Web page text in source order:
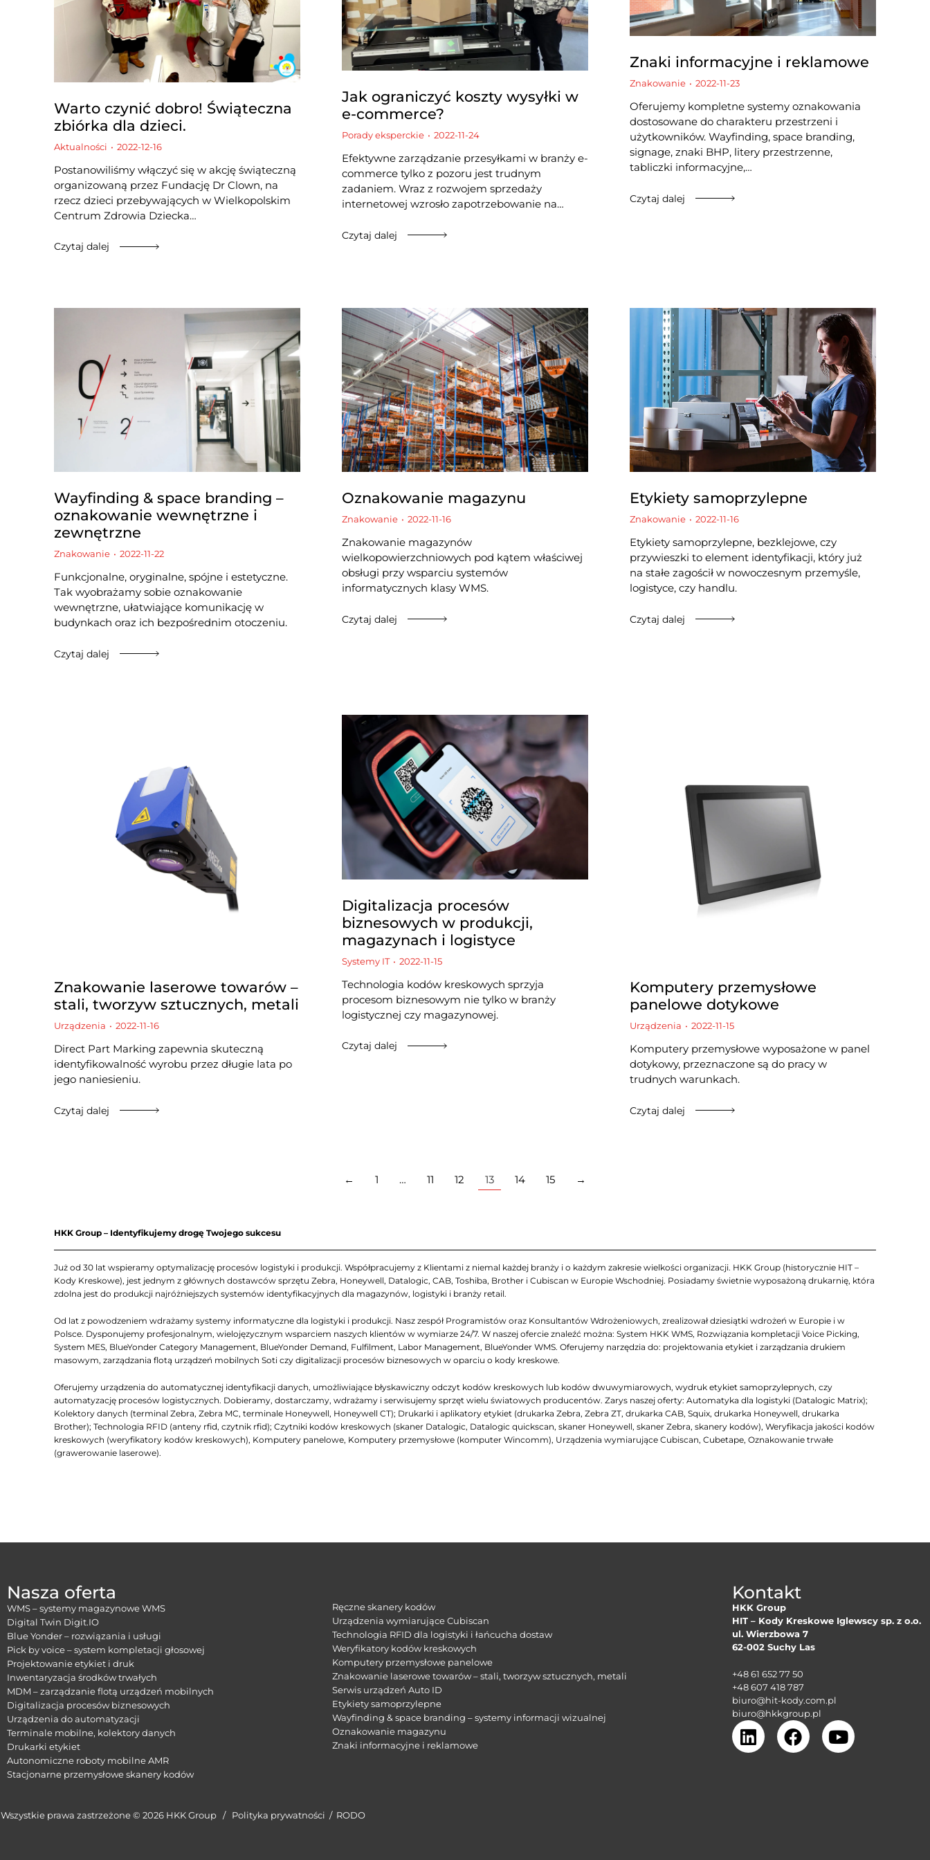
Warto czynić dobro! Świąteczna
zbiórka dla dzieci.
Aktualności 2022-12-16
Postanowiliśmy włączyć się w akcję świąteczną
organizowaną przez Fundację Dr Clown, na
rzecz dzieci przebywających w Wielkopolskim
Centrum Zdrowia Dziecka…
Czytaj dalej
Jak ograniczyć koszty wysyłki w
e-commerce?
Porady eksperckie 2022-11-24
Efektywne zarządzanie przesyłkami w branży e-
commerce tylko z pozoru jest trudnym
zadaniem. Wraz z rozwojem sprzedaży
internetowej wzrosło zapotrzebowanie na…
Czytaj dalej
Znaki informacyjne i reklamowe​
Znakowanie 2022-11-23
Oferujemy kompletne systemy oznakowania
dostosowane do charakteru przestrzeni i
użytkowników. Wayfinding, space branding,
signage, znaki BHP, litery przestrzenne,
tabliczki informacyjne,…
Czytaj dalej
Wayfinding & space branding –
oznakowanie wewnętrzne i
zewnętrzne
Znakowanie 2022-11-22
Funkcjonalne, oryginalne, spójne i estetyczne.
Tak wyobrażamy sobie oznakowanie
wewnętrzne, ułatwiające komunikację w
budynkach oraz ich bezpośrednim otoczeniu.
Czytaj dalej
Oznakowanie magazynu
Znakowanie 2022-11-16
Znakowanie magazynów
wielkopowierzchniowych pod kątem właściwej
obsługi przy wsparciu systemów
informatycznych klasy WMS.
Czytaj dalej
Etykiety samoprzylepne
Znakowanie 2022-11-16
Etykiety samoprzylepne, bezklejowe, czy
przywieszki to element identyfikacji, który już
na stałe zagościł w nowoczesnym przemyśle,
logistyce, czy handlu.
Czytaj dalej
Znakowanie laserowe towarów –
stali, tworzyw sztucznych, metali
Urządzenia 2022-11-16
Direct Part Marking zapewnia skuteczną
identyfikowalność wyrobu przez długie lata po
jego naniesieniu.
Czytaj dalej
Digitalizacja procesów
biznesowych w produkcji,
magazynach i logistyce
Systemy IT 2022-11-15
Technologia kodów kreskowych sprzyja
procesom biznesowym nie tylko w branży
logistycznej czy magazynowej.
Czytaj dalej
Komputery przemysłowe
panelowe dotykowe
Urządzenia 2022-11-15
Komputery przemysłowe wyposażone w panel
dotykowy, przeznaczone są do pracy w
trudnych warunkach.
Czytaj dalej
← 1 … 11 12 13 14 15 →
HKK Group – Identyfikujemy drogę Twojego sukcesu
Już od 30 lat wspieramy optymalizację procesów logistyki i produkcji. Współpracujemy z Klientami z niemal każdej branży i o każdym zakresie wielkości organizacji. HKK Group (historycznie HIT –
Kody Kreskowe), jest jednym z głównych dostawców sprzętu Zebra, Honeywell, Datalogic, CAB, Toshiba, Brother i Cubiscan w Europie Wschodniej. Posiadamy świetnie wyposażoną drukarnię, która
zdolna jest do produkcji najróżniejszych systemów identyfikacyjnych dla magazynów, logistyki i branży retail.
Od lat z powodzeniem wdrażamy systemy informatyczne dla logistyki i produkcji. Nasz zespół Programistów oraz Konsultantów Wdrożeniowych, zrealizował dziesiątki wdrożeń w Europie i w
Polsce. Dysponujemy profesjonalnym, wielojęzycznym wsparciem naszych klientów w wymiarze 24/7. W naszej ofercie znaleźć można: System HKK WMS, Rozwiązania kompletacji Voice Picking,
System MES, BlueYonder Category Management, BlueYonder Demand, Fulfilment, Labor Management, BlueYonder WMS. Oferujemy narzędzia do: projektowania etykiet i zarządzania drukiem
masowym, zarządzania flotą urządzeń mobilnych Soti czy digitalizacji procesów biznesowych w oparciu o kody kreskowe.
Oferujemy urządzenia do automatycznej identyfikacji danych, umożliwiające błyskawiczny odczyt kodów kreskowych lub kodów dwuwymiarowych, wydruk etykiet samoprzylepnych, czy
automatyzację procesów logistycznych. Dobieramy, dostarczamy, wdrażamy i serwisujemy sprzęt wielu światowych producentów. Zarys naszej oferty: Automatyka dla logistyki (Datalogic Matrix);
Kolektory danych (terminal Zebra, Zebra MC, terminale Honeywell, Honeywell CT); Drukarki i aplikatory etykiet (drukarka Zebra, Zebra ZT, drukarka CAB, Squix, drukarka Honeywell, drukarka
Brother); Technologia RFID (anteny rfid, czytnik rfid); Czytniki kodów kreskowych (skaner Datalogic, Datalogic quickscan, skaner Honeywell, skaner Zebra, skanery kodów), Weryfikacja jakości kodów
kreskowych (weryfikatory kodów kreskowych), Komputery panelowe, Komputery przemysłowe (komputer Wincomm), Urządzenia wymiarujące Cubiscan, Cubetape, Oznakowanie trwałe
(grawerowanie laserowe).
Nasza oferta
WMS – systemy magazynowe WMS
Digital Twin Digit.IO
Blue Yonder – rozwiązania i usługi
Pick by voice – system kompletacji głosowej
Projektowanie etykiet i druk
Inwentaryzacja środków trwałych
MDM – zarządzanie flotą urządzeń mobilnych
Digitalizacja procesów biznesowych
Urządzenia do automatyzacji
Terminale mobilne, kolektory danych
Drukarki etykiet
Autonomiczne roboty mobilne AMR
Stacjonarne przemysłowe skanery kodów
Ręczne skanery kodów
Urządzenia wymiarujące Cubiscan
Technologia RFID dla logistyki i łańcucha dostaw
Weryfikatory kodów kreskowych
Komputery przemysłowe panelowe
Znakowanie laserowe towarów – stali, tworzyw sztucznych, metali
Serwis urządzeń Auto ID
Etykiety samoprzylepne
Wayfinding & space branding – systemy informacji wizualnej
Oznakowanie magazynu
Znaki informacyjne i reklamowe​
Kontakt
HKK Group
HIT – Kody Kreskowe Iglewscy sp. z o.o.
ul. Wierzbowa 7
62-002 Suchy Las
+48 61 652 77 50
+48 607 418 787
biuro@hit-kody.com.pl
biuro@hkkgroup.pl
Wszystkie prawa zastrzeżone © 2026 HKK Group / Polityka prywatności / RODO